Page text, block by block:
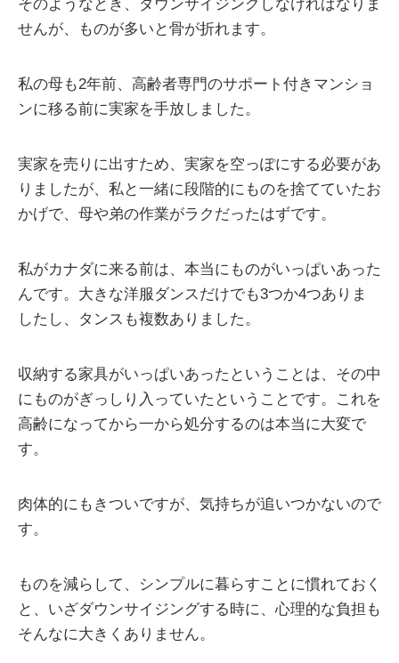
そのようなとき、ダウンサイジングしなければなりま
せんが、ものが多いと骨が折れます。
私の母も2年前、高齢者専門のサポート付きマンショ
ンに移る前に実家を手放しました。
実家を売りに出すため、実家を空っぽにする必要があ
りましたが、私と一緒に段階的にものを捨てていたお
かげで、母や弟の作業がラクだったはずです。
私がカナダに来る前は、本当にものがいっぱいあった
んです。大きな洋服ダンスだけでも3つか4つありま
したし、タンスも複数ありました。
収納する家具がいっぱいあったということは、その中
にものがぎっしり入っていたということです。これを
高齢になってから一から処分するのは本当に大変で
す。
肉体的にもきついですが、気持ちが追いつかないので
す。
ものを減らして、シンプルに暮らすことに慣れておく
と、いざダウンサイジングする時に、心理的な負担も
そんなに大きくありません。